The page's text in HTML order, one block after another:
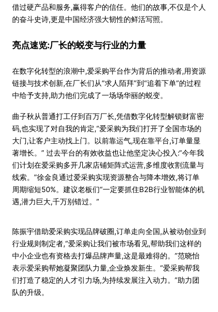
借过硬产品和服务,赢得客户的信任。他们的故事,不仅是个人
的奋斗史诗,更是中国经济强大韧性的鲜活写照。
亮点速览:厂长的蜕变与行业的力量
在数字化转型的浪潮中,爱采购平台作为背后的推动者,用资源
链接与技术创新,在厂长们从“求人陌拜”到“追着下单”的过程
中给予支持,助力他们完成了一场场华丽的蜕变。
曲子秋从普通打工仔到百万厂长,凭借数字化转型解锁财富密
码,也实现了对自我的肯定,“爱采购为我们打开了全国市场的
大门,让客户主动找上门。以前靠运气,现在靠平台,订单量显
著增长。” 过去平台的有效收益也让他坚定决心投入:“今年我
们计划在爱采购多开几家店铺矩阵式运营,多维度收割流量与
线索。”徐金良通过爱采购实现资源整合与降本增效,将订单
周期缩短50%。建议老板们“一定要抓住B2B行业智能体的机
遇,潜力巨大,千万别错过。”
陈振宇借助爱采购实现品牌破圈,订单走向全国,从被动创业到
行业规则制定者,“爱采购让我们被市场看见,帮助我们这样的
中小企业也有资格去打爆品牌声量,这是最难得的。”范晓怡
表示爱采购帮她凝聚团队力量,企业焕发新生。“爱采购帮我
们打造了稳定的人才引力场,为持续发展注入动力。”助力团
队的升级。